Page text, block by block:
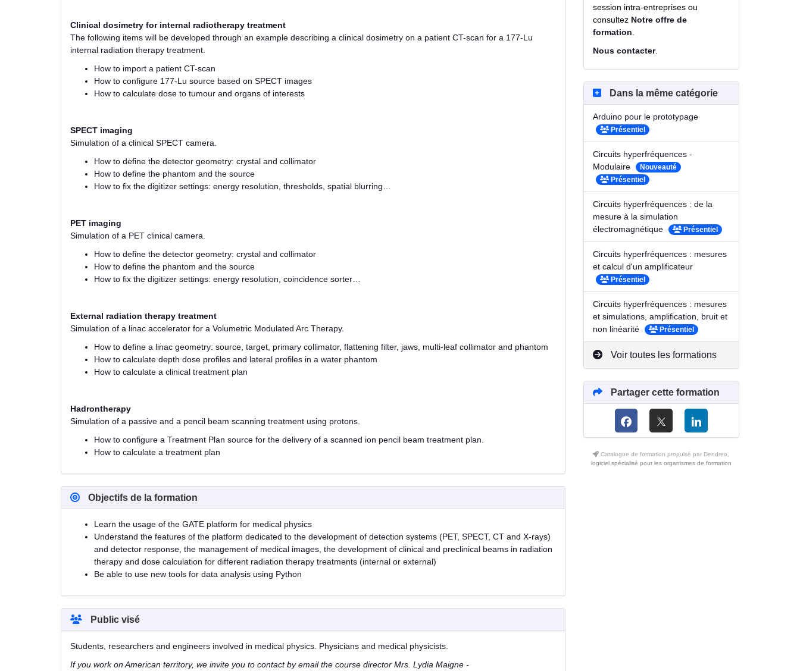
Clinical dosimetry for internal radiotherapy treatment
The following items will be developed through an example describing a clinical dosimetry on a patient CT-scan for a 177-Lu
internal radiation therapy treatment.
How to import a patient CT-scan
How to configure 177-Lu source based on SPECT images
How to calculate dose to tumour and organs of interests
SPECT imaging
Simulation of a clinical SPECT camera.
How to define the detector geometry: crystal and collimator
How to define the phantom and the source
How to fix the digitizer settings: energy resolution, thresholds, spatial blurring…
PET imaging
Simulation of a PET clinical camera.
How to define the detector geometry: crystal and collimator
How to define the phantom and the source
How to fix the digitizer settings: energy resolution, coincidence sorter…
External radiation therapy treatment
Simulation of a linac accelerator for a Volumetric Modulated Arc Therapy.
How to define a linac geometry: source, target, primary collimator, flattening filter, jaws, multi-leaf collimator and phantom
How to calculate depth dose profiles and lateral profiles in a water phantom
How to calculate a clinical treatment plan
Hadrontherapy
Simulation of a passive and a pencil beam scanning treatment using protons.
How to configure a Treatment Plan source for the delivery of a scanned ion pencil beam treatment plan.
How to calculate a treatment plan
Objectifs de la formation
Learn the usage of the GATE platform for medical physics
Understand the features of the platform dedicated to the development of detection systems (PET, SPECT, CT and X-rays)
and detector response, the management of medical images, the development of clinical and preclinical beams in radiation
therapy and dose calculation for different radiation therapy treatments (internal or external)
Be able to use new tools for data analysis using Python
Public visé
Students, researchers and engineers involved in medical physics. Physicians and medical physicists.
If you work on American territory, we invite you to contact by email the course director Mrs. Lydia Maigne -
session intra-entreprises ou
consultez Notre offre de
formation
Nous contacter.
Dans la même catégorie
Arduino pour le prototypage
Présentiel
Circuits hyperfréquences -
Modulaire
Nouveauté
Présentiel
Circuits hyperfréquences : de la
mesure à la simulation
électromagnétique
Présentiel
Circuits hyperfréquences : mesures
et calcul d'un amplificateur
Présentiel
Circuits hyperfréquences : mesures
et simulations, amplification, bruit et
non linéarité
Présentiel
Voir toutes les formations
Partager cette formation
Catalogue de formation propulsé par Dendreo,
logiciel spécialisé pour les organismes de formation